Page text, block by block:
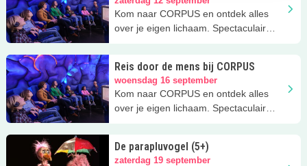
Kom naar CORPUS en ontdek alles
over je eigen lichaam. Spectaculair
Reis door de mens bij CORPUS
woensdag 16 september
Kom naar CORPUS en ontdek alles
over je eigen lichaam. Spectaculair
De parapluvogel (5+)
zaterdag 19 september